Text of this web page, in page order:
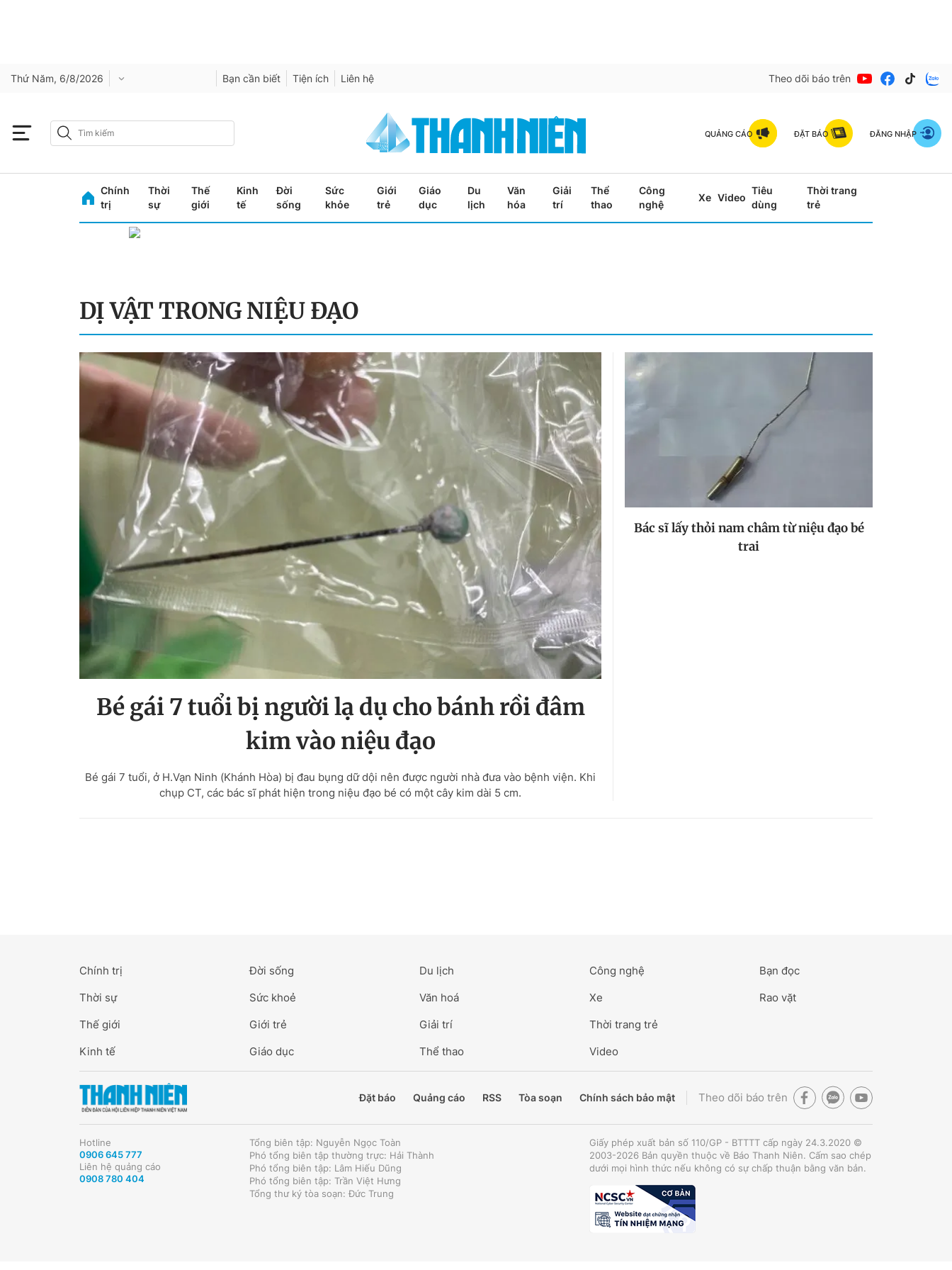
Thứ Năm, 6/8/2026 Bạn cần biết Tiện ích Liên hệ Theo dõi báo trên
QUẢNG CÁO ĐẶT BÁO ĐĂNG NHẬP
Chính
trị
Thời
sự
Thế
giới
Kinh
tế
Đời
sống
Sức
khỏe
Giới
trẻ
Giáo
dục
Du
lịch
Văn
hóa
Giải
trí
Thể
thao
Công
nghệ
Xe Video
Tiêu
dùng
Thời trang
trẻ
DỊ VẬT TRONG NIỆU ĐẠO
Bé gái 7 tuổi bị người lạ dụ cho bánh rồi đâm
kim vào niệu đạo
Bé gái 7 tuổi, ở H.Vạn Ninh (Khánh Hòa) bị đau bụng dữ dội nên được người nhà đưa vào bệnh viện. Khi
chụp CT, các bác sĩ phát hiện trong niệu đạo bé có một cây kim dài 5 cm.
Bác sĩ lấy thỏi nam châm từ niệu đạo bé
trai
Chính trị
Thời sự
Thế giới
Kinh tế
Đời sống
Sức khoẻ
Giới trẻ
Giáo dục
Du lịch
Văn hoá
Giải trí
Thể thao
Công nghệ
Xe
Thời trang trẻ
Video
Bạn đọc
Rao vặt
Đặt báo Quảng cáo RSS Tòa soạn Chính sách bảo mật Theo dõi báo trên
Hotline
0906 645 777
Liên hệ quảng cáo
0908 780 404
Tổng biên tập: Nguyễn Ngọc Toàn
Phó tổng biên tập thường trực: Hải Thành
Phó tổng biên tập: Lâm Hiếu Dũng
Phó tổng biên tập: Trần Việt Hưng
Tổng thư ký tòa soạn: Đức Trung
Giấy phép xuất bản số 110/GP - BTTTT cấp ngày 24.3.2020 ©
2003-2026 Bản quyền thuộc về Báo Thanh Niên. Cấm sao chép
dưới mọi hình thức nếu không có sự chấp thuận bằng văn bản.